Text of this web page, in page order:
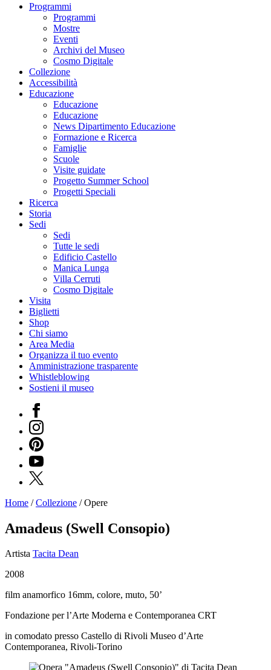
Programmi
Programmi
Mostre
Eventi
Archivi del Museo
Cosmo Digitale
Collezione
Accessibilità
Educazione
Educazione
Educazione
News Dipartimento Educazione
Formazione e Ricerca
Famiglie
Scuole
Visite guidate
Progetto Summer School
Progetti Speciali
Ricerca
Storia
Sedi
Sedi
Tutte le sedi
Edificio Castello
Manica Lunga
Villa Cerruti
Cosmo Digitale
Visita
Biglietti
Shop
Chi siamo
Area Media
Organizza il tuo evento
Amministrazione trasparente
Whistleblowing
Sostieni il museo
Facebook
Instagram
Pinterest
YouTube
X
Mostre
Eventi
del
Collezione
Accessibilità
Educazione
Educazione
News
Dipartimento
Educazione
Home /Collezione /Opere
Amadeus (Swell Consopio)
Artista Tacita Dean
2008
film anamorfico 16mm, colore, muto, 50’
Fondazione per l’Arte Moderna e Contemporanea CRT
in comodato presso Castello di Rivoli Museo d’Arte
Contemporanea, Rivoli-Torino